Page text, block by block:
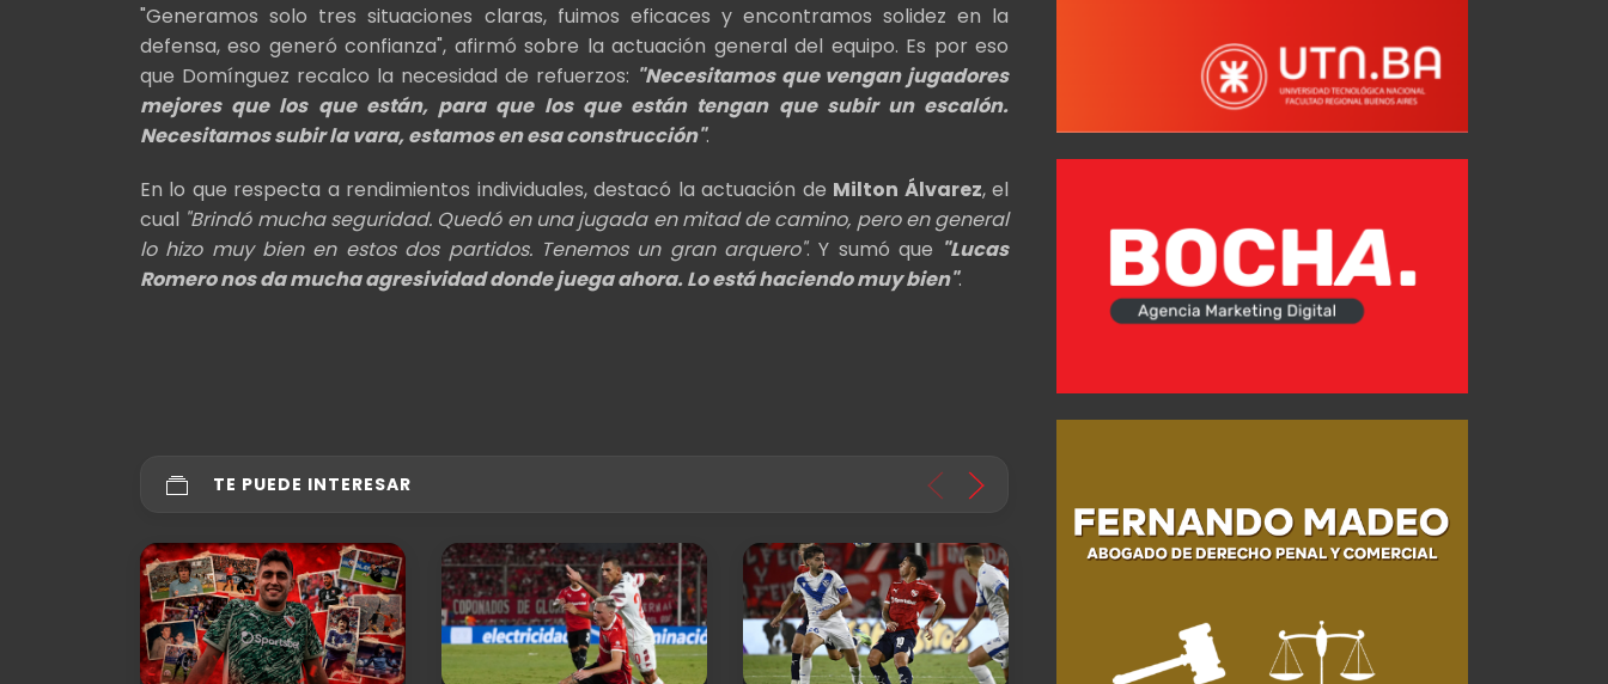
"Generamos solo tres situaciones claras, fuimos eficaces y encontramos solidez en la
defensa, eso generó confianza", afirmó sobre la actuación general del equipo. Es por eso
que Domínguez recalco la necesidad de refuerzos: "Necesitamos que vengan jugadores
mejores que los que están, para que los que están tengan que subir un escalón.
Necesitamos subir la vara, estamos en esa construcción".
En lo que respecta a rendimientos individuales, destacó la actuación de Milton Álvarez, el
cual "Brindó mucha seguridad. Quedó en una jugada en mitad de camino, pero en general
lo hizo muy bien en estos dos partidos. Tenemos un gran arquero". Y sumó que "Lucas
Romero nos da mucha agresividad donde juega ahora. Lo está haciendo muy bien".
TE PUEDE INTERESAR